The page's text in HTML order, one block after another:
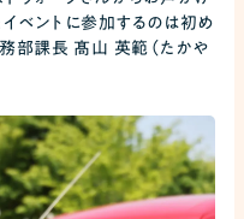
ベントに参加するのは初め
部課長 髙山 英範（たかや